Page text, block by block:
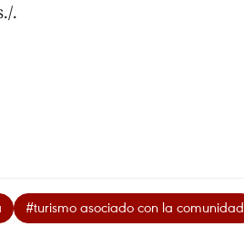
.
#turismo asociado con la comunidad